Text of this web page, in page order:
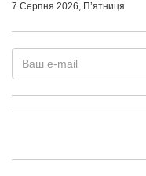
7 Серпня 2026, П’ятниця